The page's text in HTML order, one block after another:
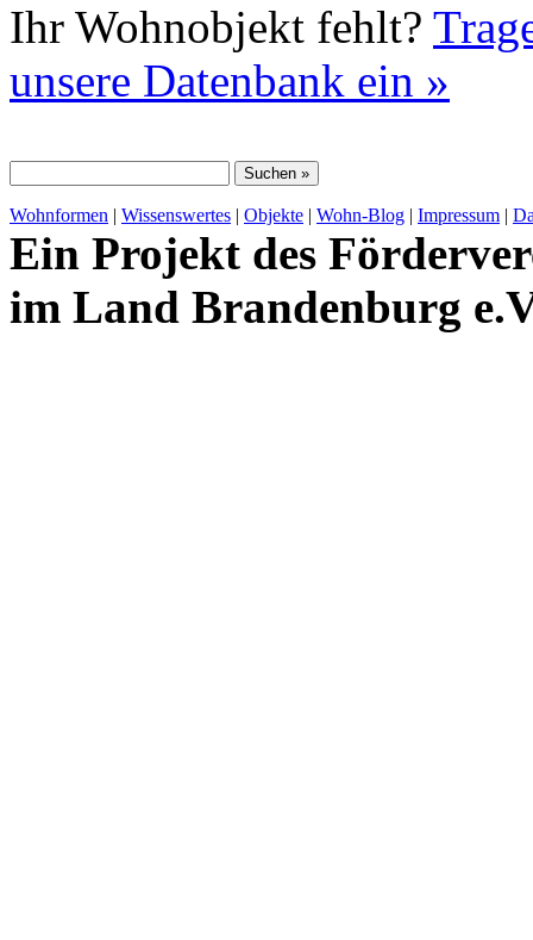
Ihr Wohnobjekt fehlt?
unsere Datenbank ein »
Wohnformen | Wissenswertes | Objekte | Wohn-Blog | Impressum |
Ein Projekt des
im Land Brandenburg